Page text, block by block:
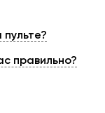
правильно?